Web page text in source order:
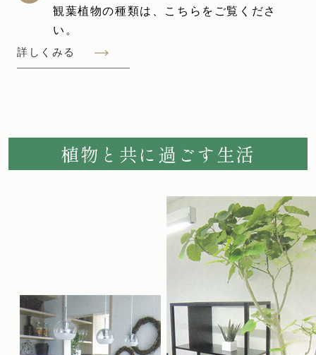
観葉植物の種類は、こちらをご覧くださ
い。
詳しくみる
植物と共に過ごす生活